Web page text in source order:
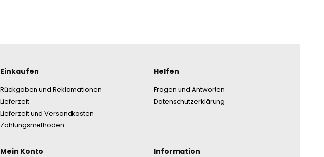
Fußzeilenmenü
Einkaufen
Rückgaben und Reklamationen
Lieferzeit
Lieferzeit und Versandkosten
Zahlungsmethoden
Helfen
Fragen und Antworten
Datenschutzerklärung
Mein Konto Information